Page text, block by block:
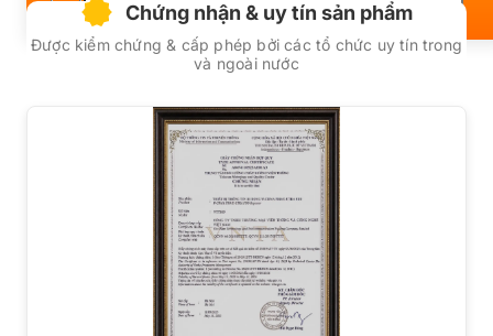
Chứng nhận & uy tín sản phẩm
Được kiểm chứng & cấp phép bởi các tổ chức uy tín trong
và ngoài nước